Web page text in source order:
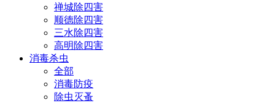
禅城除四害
顺德除四害
三水除四害
高明除四害
消毒杀虫
全部
消毒防疫
除虫灭蚤